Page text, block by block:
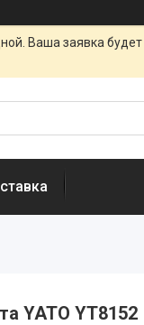
Ваша заявка
YATO YT8152